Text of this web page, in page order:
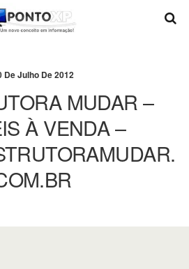
De Julho De 2012
MUDAR –
À VENDA –